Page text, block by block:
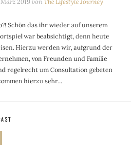
März 2019 vonThe Lifestyle Journey
Schön das ihr wieder auf unserem
war beabsichtigt, denn heute
Hierzu werden wir, aufgrund der
von Freunden und Familie
regelrecht um Consultation gebeten
hierzu sehr…